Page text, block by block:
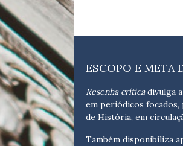
ESCOPO E META
Resenha críticadivulga
em periódicos focados,
de História, em
Também disponibiliza